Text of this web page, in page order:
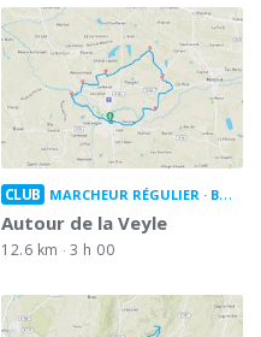
CLUB MARCHEUR RÉGULIER BOUCLE
Autour de la Veyle
12.6 km 3 h 00